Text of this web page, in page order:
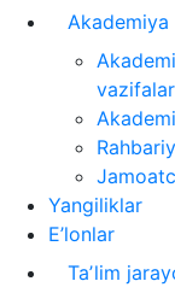
Akademiya
Yangiliklar
E’lonlar
Taʼlim